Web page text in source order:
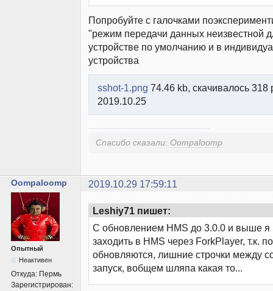
Попробуйте с галочками
"режим передачи данных неизвестной
устройстве по умолчанию и в
устройства
sshot-1.png 74.46 kb, скачивалось 318
2019.10.25
Спасибо сказали: Oompaloomp
Oompaloomp 2019.10.29 17:59:11
Опытный
Неактивен
Откуда: Пермь
Зарегистрирован:
Leshiy71 пишет:
С обновлением HMS до 3.0.0 и выше я
заходить в HMS через ForkPlayer, т.к.
обновляются, лишние строчки между
запуск, вобщем шляпа какая то...